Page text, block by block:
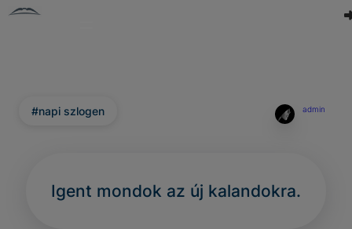
#napi szlogen admin
Igent mondok az új kalandokra.